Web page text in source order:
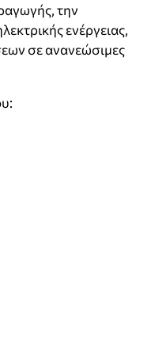
την
ενέργειας,
σε ανανεώσιμες